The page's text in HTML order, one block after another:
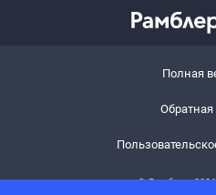
Полная
Обратная
© Рамблер,2026